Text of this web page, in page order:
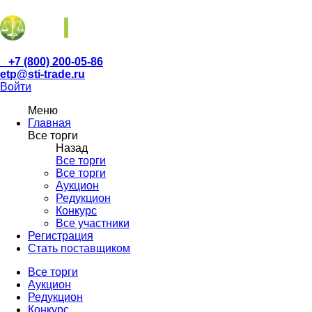
+7 (800) 200-05-86
etp@sti-trade.ru
Войти
Меню
Главная
Все торги
Назад
Все торги
Все торги
Аукцион
Редукцион
Конкурс
Все участники
Регистрация
Стать поставщиком
Все торги
Аукцион
Редукцион
Конкурс